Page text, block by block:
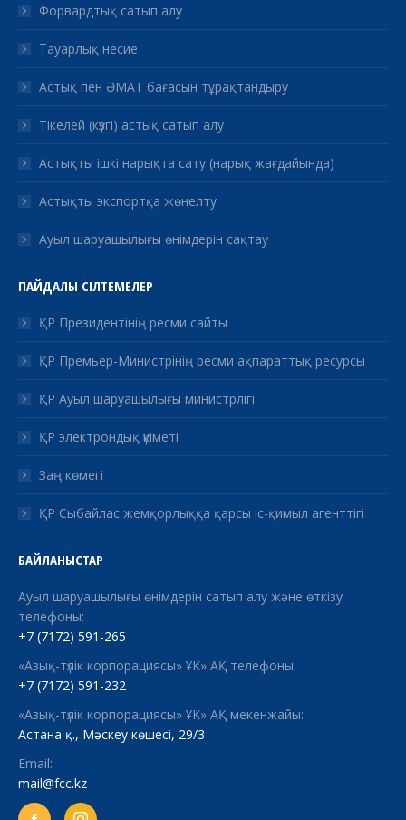
Форвардтық сатып алу
Тауарлық несие
Астық пен ӘМАТ бағасын тұрақтандыру
Тікелей (күзгі) астық сатып алу
Астықты ішкі нарықта сату (нарық жағдайында)
Астықты экспортқа жөнелту
Ауыл шаруашылығы өнімдерін сақтау
ПАЙДАЛЫ СІЛТЕМЕЛЕР
ҚР Президентінің ресми сайты
ҚР Премьер-Министрінің ресми ақпараттық ресурсы
ҚР Ауыл шаруашылығы министрлігі
ҚР электрондық үкіметі
Заң көмегі
ҚР Сыбайлас жемқорлыққа қарсы іс-қимыл агенттігі
БАЙЛАНЫСТАР
Ауыл шаруашылығы өнімдерін сатып алу және өткізу
телефоны:
+7 (7172) 591-265
«Азық-түлік корпорациясы» ҰК» АҚ телефоны:
+7 (7172) 591-232
«Азық-түлік корпорациясы» ҰК» АҚ мекенжайы:
Астана қ., Мәскеу көшесі, 29/3
Email:
mail@fcc.kz